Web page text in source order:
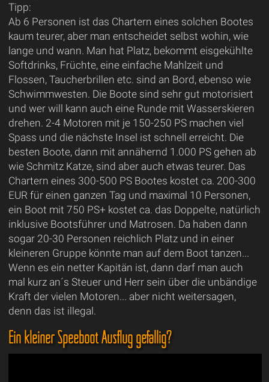
Tipp:
Ab 6 Personen ist das Chartern eines solchen Bootes
kaum teurer, aber man entscheidet selbst wohin, wie
lange und wann. Man hat Platz, bekommt eisgekühlte
Softdrinks, Früchte, eine einfache Mahlzeit und
Flossen, Taucherbrillen etc. sind an Bord, ebenso wie
Schwimmwesten. Die Boote sind sehr gut motorisiert
und wer will kann auch eine Runde mit Wasserskieren
drehen. 2-4 Motoren mit je 150-250 PS machen viel
Spass und die nächste Insel ist schnell erreicht. Die
besten Boote, dann mit annähernd 1.000 PS gehen ab
wie Schmitz Katze, sind aber auch etwas teurer. Das
Chartern eines 300-500 PS Bootes kostet ca. 200-300
EUR für einen ganzen Tag und maximal 10 Personen,
ein Boot mit 750 PS+ kostet ca. das Doppelte, natürlich
inklusive Bootsführer und Matrosen. Da haben dann
sogar 20-30 Personen reichlich Platz und in einer
kleineren Gruppe könnte man auf dem Boot tanzen...
Wenn es ein netter Kapitän ist, dann darf man auch
mal kurz an´s Steuer und Herr sein über die unbändige
Kraft der vielen Motoren... aber nicht weitersagen,
denn das ist illegal.
Ein kleiner Speeboot Ausflug gefällig?